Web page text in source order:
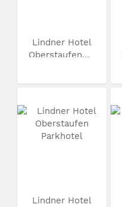
Lindner Hotel
Oberstaufen...
Lindner Hotel